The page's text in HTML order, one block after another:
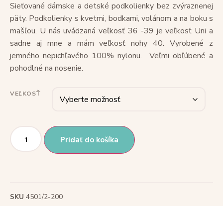
Sieťované dámske a detské podkolienky bez zvýraznenej
päty. Podkolienky s kvetmi, bodkami, volánom a na boku s
mašľou. U nás uvádzaná veľkosť 36 -39 je veľkosť Uni a
sadne aj mne a mám veľkosť nohy 40. Vyrobené z
jemného nepichľavého 100% nylonu. Veľmi obľúbené a
pohodlné na nosenie.
VEĽKOSŤ
Pridať do košíka
SKU 4501/2-200